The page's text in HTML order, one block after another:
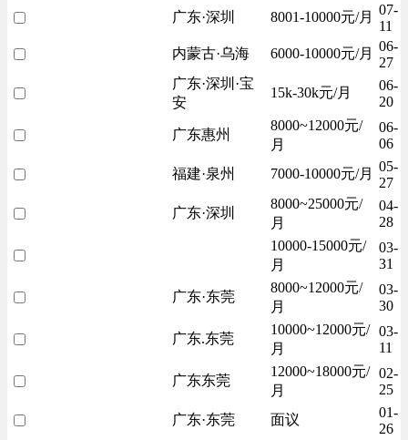
广东·深圳
8001-10000元/月 07-
11
内蒙古·乌海
6000-10000元/月 06-
27
广东·深圳·宝
安
15k-30k元/月
06-
20
广东惠州
8000~12000元/
月
06-
06
福建·泉州
7000-10000元/月 05-
27
广东·深圳
8000~25000元/
月
04-
28
10000-15000元/
月
03-
31
广东·东莞
8000~12000元/
月
03-
30
广东.东莞
10000~12000元/
月
03-
11
广东东莞
12000~18000元/
月
02-
25
广东·东莞
面议
01-
26